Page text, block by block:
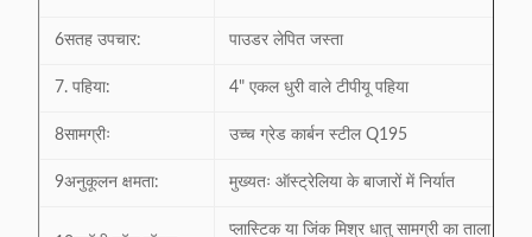
6सतह उपचार: पाउडर लेपित जस्ता
7. पहिया: 4" एकल धुरी वाले टीपीयू पहिया
8सामग्रीः उच्च ग्रेड कार्बन स्टील Q195
9अनुकूलन क्षमता: मुख्यतः ऑस्ट्रेलिया के बाजारों में निर्यात
प्लास्टिक या जिंक मिश्र धातु सामग्री का ताला